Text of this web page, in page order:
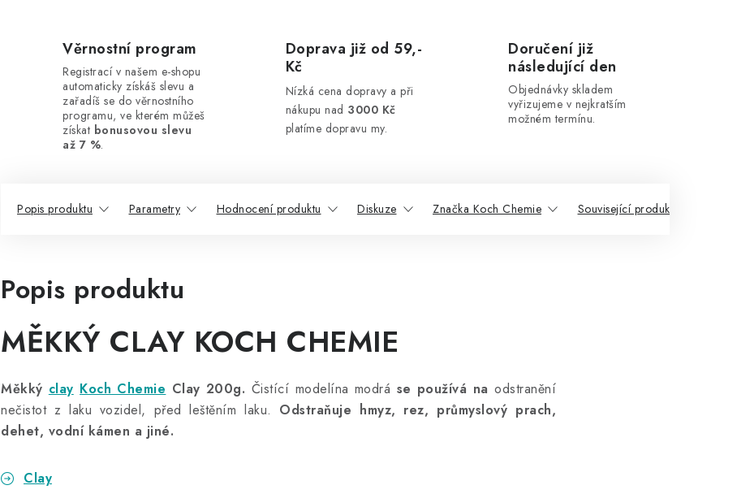
Věrnostní program
Registrací v našem e-shopu
automaticky získáš slevu a
zařadíš se do věrnostního
programu, ve kterém můžeš
získat bonusovou slevu
až 7 %.
Doprava již od 59,-
Kč
Nízká cena dopravy a při
nákupu nad 3000 Kč
platíme dopravu my.
Doručení již
následující den
Objednávky skladem
vyřizujeme v nejkratším
možném termínu.
Popis produktu Parametry Hodnocení produktu Diskuze Značka Koch Chemie Související produkty
Popis produktu
MĚKKÝ CLAY KOCH CHEMIE
Měkký clay Koch Chemie Clay 200g. Čistící modelína modrá se používá na odstranění
nečistot z laku vozidel, před leštěním laku. Odstraňuje hmyz, rez, průmyslový prach,
dehet, vodní kámen a jiné.
Clay